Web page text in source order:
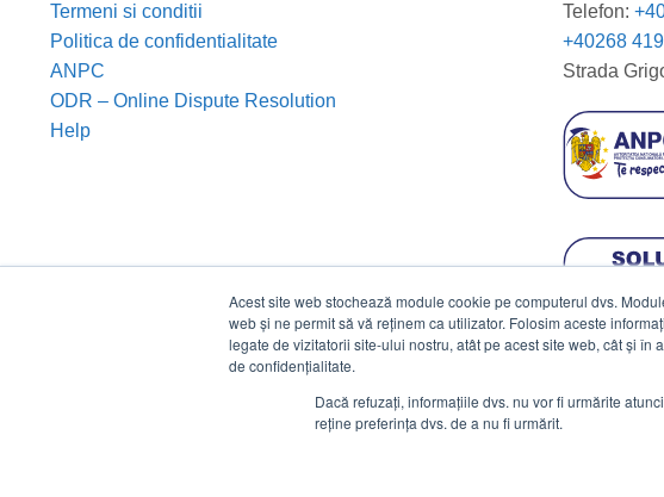
Acest site web stochează module cookie pe computerul dvs.
web și ne permit să vă reținem ca utilizator. Folosim aceste
legate de vizitatorii site-ului nostru, atât pe acest site web, cât și
de confidențialitate.
Dacă refuzați, informațiile dvs. nu vor fi urmărite
reține preferința dvs. de a nu fi urmărit.
Termeni si conditii
Politica de confidentialitate
ANPC
ODR – Online Dispute Resolution
Help
Telefon:
+40268
Strada